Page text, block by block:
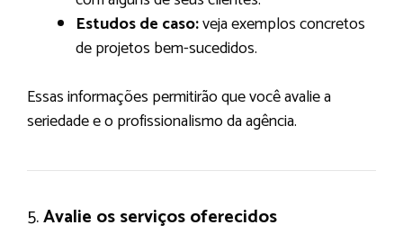
Estudos de caso:veja exemplos concretos
de projetos bem-sucedidos.
Essas informações permitirão que você avalie a
seriedade e o profissionalismo da agência.
5.Avalie os serviços oferecidos